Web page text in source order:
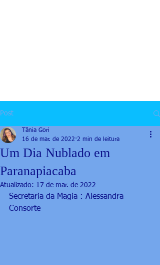
Post
Um Dia Nublado em
Paranapiacaba
Tânia Gori
16 de mar. de 2022 2 min de leitura
Atualizado: 17 de mar. de 2022
Secretaria da Magia : Alessandra
Consorte